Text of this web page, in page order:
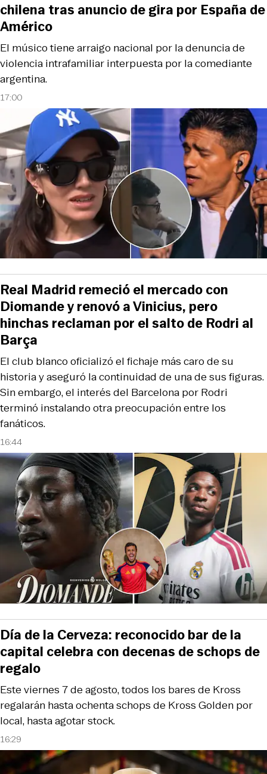
17:00
El músico tiene arraigo nacional por la denuncia de
violencia intrafamiliar interpuesta por la comediante
argentina.
chilena tras anuncio de gira por España de
Américo
16:44
El club blanco oficializó el fichaje más caro de su
historia y aseguró la continuidad de una de sus figuras.
Sin embargo, el interés del Barcelona por Rodri
terminó instalando otra preocupación entre los
fanáticos.
Real Madrid remeció el mercado con
Diomande y renovó a Vinicius, pero
hinchas reclaman por el salto de Rodri al
Barça
16:29
Este viernes 7 de agosto, todos los bares de Kross
regalarán hasta ochenta schops de Kross Golden por
local, hasta agotar stock.
Día de la Cerveza: reconocido bar de la
capital celebra con decenas de schops de
regalo